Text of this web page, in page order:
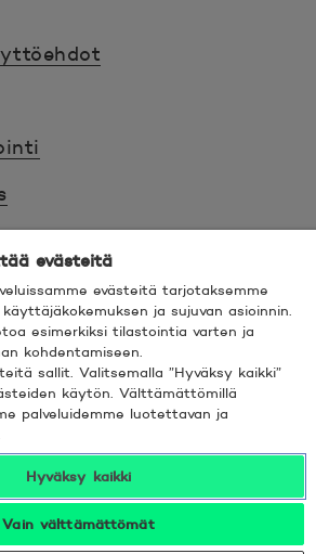
Hevosenkenkä 3, 02600
sosiaalisessa mediassa
ikkunaan.
ikkunaan.
uuteen ikkunaan.
YouTube
Avautuu uuteen ikkunaan.
evästeitä
evästeitä tarjotaksemme
ja sujuvan asioinnin.
esimerkiksi tilastointia varten ja
kohdentamiseen.
sallit. Valitsemalla ”Hyväksy kaikki”
käytön. Välttämättömillä
palveluidemme luotettavan ja
Hyväksy kaikki
Vain välttämättömät